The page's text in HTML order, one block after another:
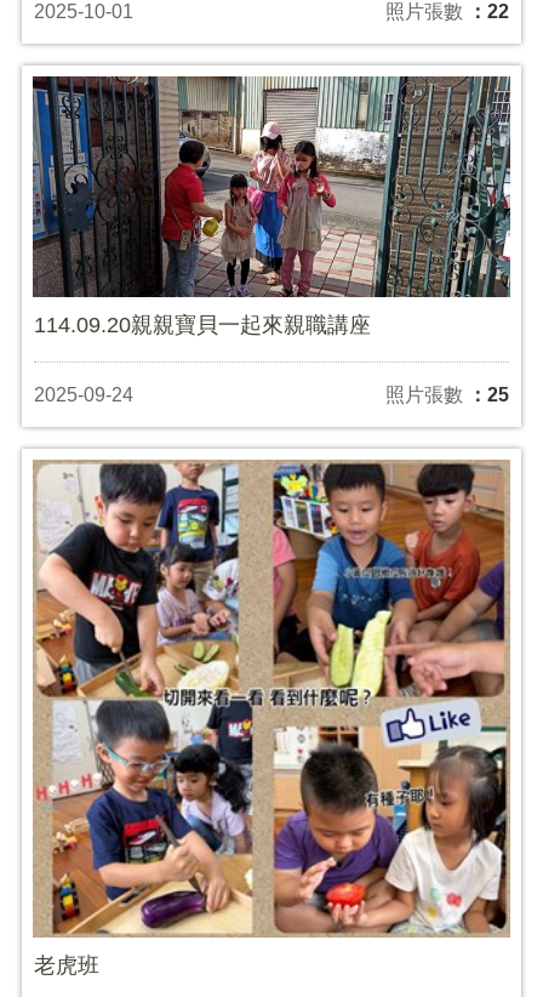
2025-10-01 照片張數 ：22
114.09.20親親寶貝一起來親職講座
2025-09-24 照片張數 ：25
老虎班